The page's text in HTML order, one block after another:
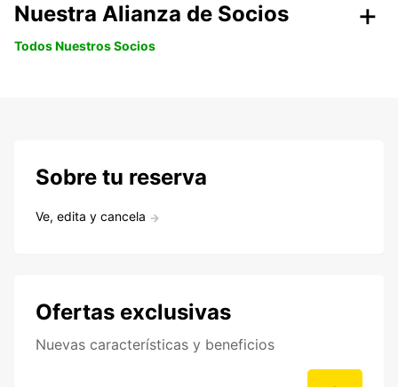
Nuestra Alianza de Socios
Todos Nuestros Socios
Sobre tu reserva
Ve, edita y cancela
Ofertas exclusivas
Nuevas características y beneficios